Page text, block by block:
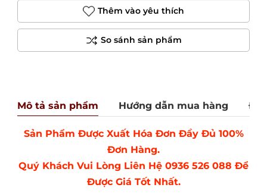
Thêm vào yêu thích
Mô tả sản phẩm Hướng dẫn mua hàng
Sản Phẩm Được Xuất Hóa Đơn Đầy Đủ 100%
Đơn Hàng.
Quý Khách Vui Lòng Liên Hệ 0936 526 088 Để
Được Giá Tốt Nhất.